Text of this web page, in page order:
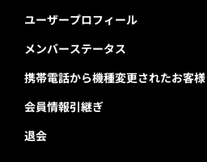
ユーザープロフィール
メンバーステータス
携帯電話から機種変更されたお客様
会員情報引継ぎ
退会